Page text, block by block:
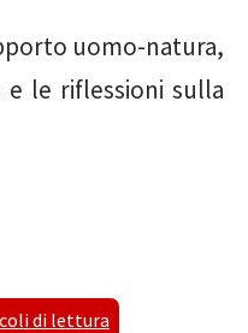
uomo-natura,
e le riflessioni sulla
di lettura